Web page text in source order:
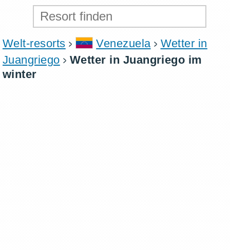
Welt-resorts Venezuela
Wetter in
Juangriego
Wetter in Juangriego im
winter